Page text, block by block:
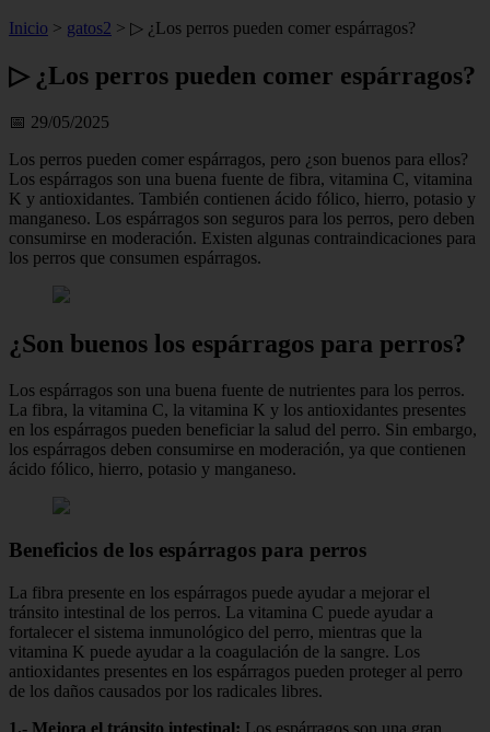
Inicio > gatos2 > ▷ ¿Los perros pueden comer espárragos?
▷ ¿Los perros pueden comer espárragos?
📅 29/05/2025
Los perros pueden comer espárragos, pero ¿son buenos para ellos?
Los espárragos son una buena fuente de fibra, vitamina C, vitamina
K y antioxidantes. También contienen ácido fólico, hierro, potasio y
manganeso. Los espárragos son seguros para los perros, pero deben
consumirse en moderación. Existen algunas contraindicaciones para
los perros que consumen espárragos.
¿Son buenos los espárragos para perros?
Los espárragos son una buena fuente de nutrientes para los perros.
La fibra, la vitamina C, la vitamina K y los antioxidantes presentes
en los espárragos pueden beneficiar la salud del perro. Sin embargo,
los espárragos deben consumirse en moderación, ya que contienen
ácido fólico, hierro, potasio y manganeso.
Beneficios de los espárragos para perros
La fibra presente en los espárragos puede ayudar a mejorar el
tránsito intestinal de los perros. La vitamina C puede ayudar a
fortalecer el sistema inmunológico del perro, mientras que la
vitamina K puede ayudar a la coagulación de la sangre. Los
antioxidantes presentes en los espárragos pueden proteger al perro
de los daños causados por los radicales libres.
1.- Mejora el tránsito intestinal: Los espárragos son una gran